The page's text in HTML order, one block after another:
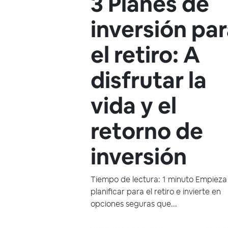
inversión
el retiro: A
disfrutar la
vida y el
retorno de
inversión
Tiempo de lectura: 1 minuto
planificar para el retiro e invierte en
opciones seguras que...